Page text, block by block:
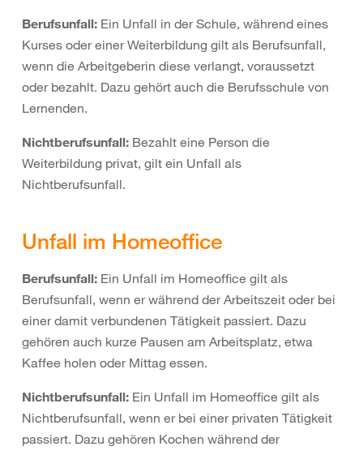
Berufsunfall: Ein Unfall in der Schule, während eines
Kurses oder einer Weiterbildung gilt als Berufsunfall,
wenn die Arbeitgeberin diese verlangt, voraussetzt
oder bezahlt. Dazu gehört auch die Berufsschule von
Lernenden.
Nichtberufsunfall: Bezahlt eine Person die
Weiterbildung privat, gilt ein Unfall als
Nichtberufsunfall.
Unfall im Homeoffice
Berufsunfall: Ein Unfall im Homeoffice gilt als
Berufsunfall, wenn er während der Arbeitszeit oder bei
einer damit verbundenen Tätigkeit passiert. Dazu
gehören auch kurze Pausen am Arbeitsplatz, etwa
Kaffee holen oder Mittag essen.
Nichtberufsunfall: Ein Unfall im Homeoffice gilt als
Nichtberufsunfall, wenn er bei einer privaten Tätigkeit
passiert. Dazu gehören Kochen während der